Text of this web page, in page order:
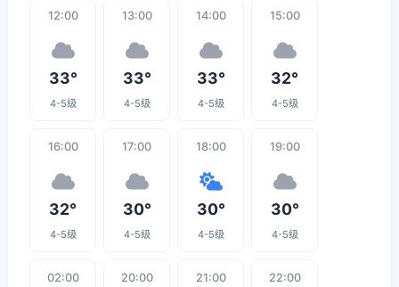
12:00
33°
4-5级
13:00
33°
4-5级
14:00
33°
4-5级
15:00
32°
4-5级
16:00
32°
4-5级
17:00
30°
4-5级
18:00
30°
4-5级
19:00
30°
4-5级
02:00 20:00 21:00 22:00